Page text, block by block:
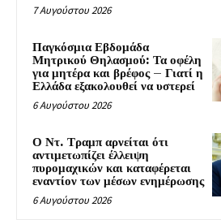
7 Αυγούστου 2026
Παγκόσμια Εβδομάδα
Μητρικού Θηλασμού: Τα οφέλη
για μητέρα και βρέφος – Γιατί η
Ελλάδα εξακολουθεί να υστερεί
6 Αυγούστου 2026
Ο Ντ. Τραμπ αρνείται ότι
αντιμετωπίζει έλλειψη
πυρομαχικών και καταφέρεται
εναντίον των μέσων ενημέρωσης
6 Αυγούστου 2026